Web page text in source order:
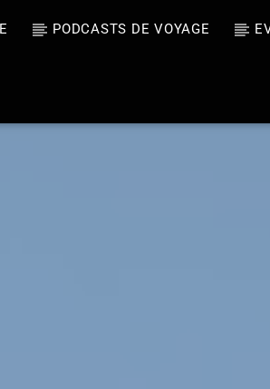
PODCASTS DE VOYAGE